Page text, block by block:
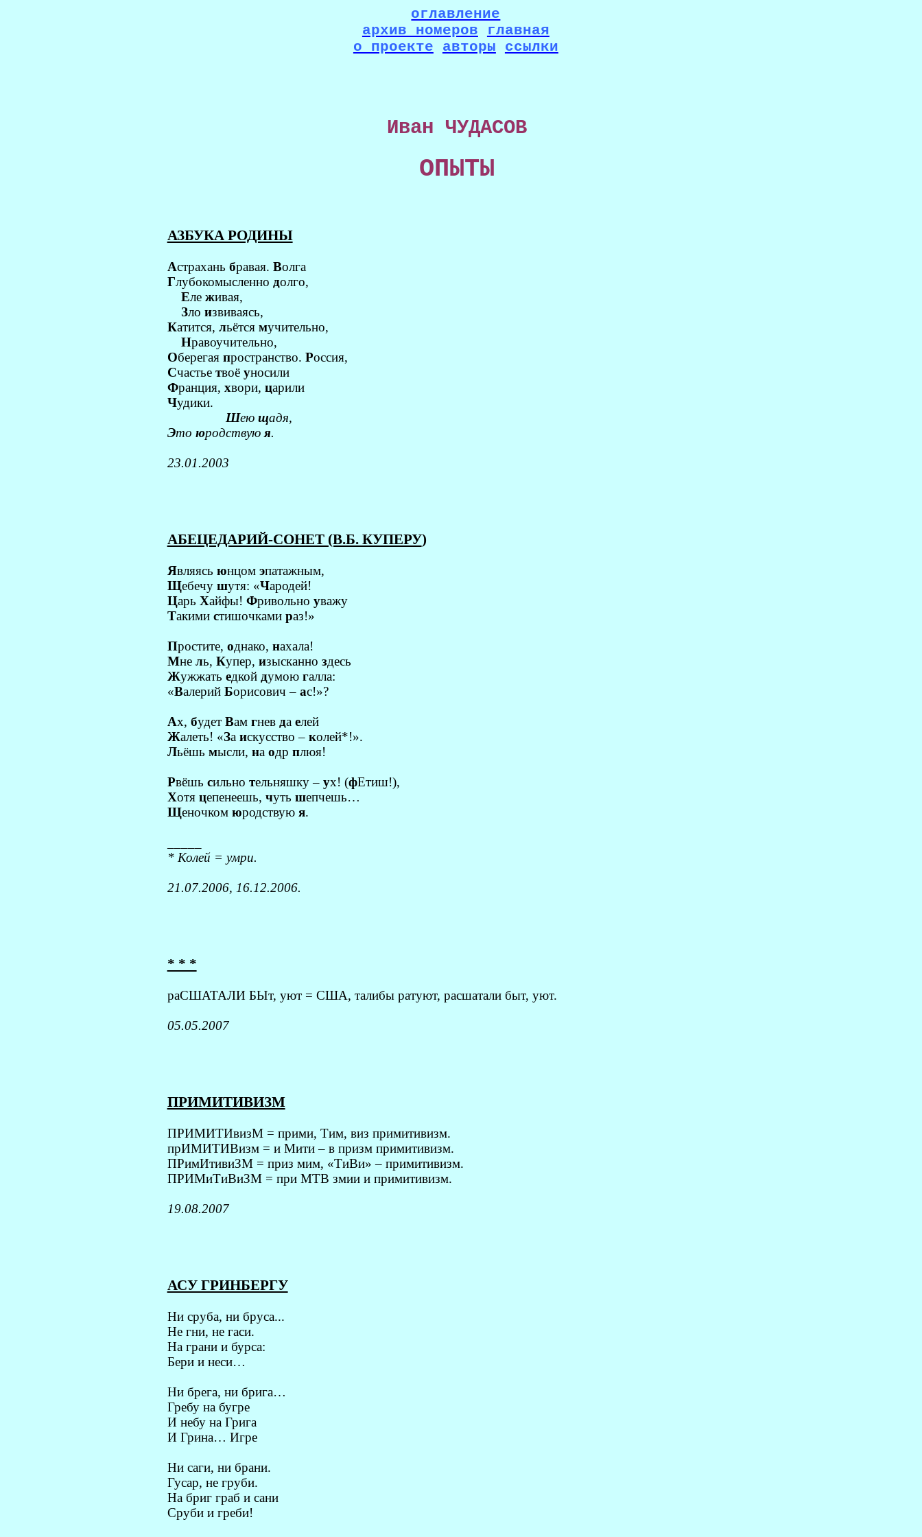
оглавление
архив номеров
главная
о проекте
авторы ссылки
Иван ЧУДАСОВ
ОПЫТЫ
АЗБУКА РОДИНЫ
Астрахань бравая. Волга
Глубокомысленно долго,
Еле живая,
Зло извиваясь,
Катится, льётся мучительно,
Нравоучительно,
Оберегая пространство. Россия,
Счастье твоё уносили
Франция, хвори, царили
Чудики.
Шею щадя,
Это юродствую я.
23.01.2003
АБЕЦЕДАРИЙ-СОНЕТ (В.Б. КУПЕРУ)
Являясь юнцом эпатажным,
Щебечу шутя: «Чародей!
Царь Хайфы! Фривольно уважу
Такими стишочками раз!»
Простите, однако, нахала!
Мне ль, Купер, изысканно здесь
Жужжать едкой думою галла:
«Валерий Борисович – ас!»?
Ах, будет Вам гнев да елей
Жалеть! «За искусство – колей*!».
Льёшь мысли, на одр плюя!
Рвёшь сильно тельняшку – ух! (фЕтиш!),
Хотя цепенеешь, чуть шепчешь…
Щеночком юродствую я.
* Колей = умри.
21.07.2006, 16.12.2006.
* * *
раСШАТАЛИ БЫт, уют = США, талибы ратуют, расшатали быт, уют.
05.05.2007
ПРИМИТИВИЗМ
ПРИМИТИвизМ = прими, Тим, виз примитивизм.
прИМИТИВизм = и Мити – в призм примитивизм.
ПРимИтивиЗМ = приз мим, «ТиВи» – примитивизм.
ПРИМиТиВиЗМ = при МТВ змии и примитивизм.
19.08.2007
АСУ ГРИНБЕРГУ
Ни сруба, ни бруса...
Не гни, не гаси.
На грани и бурса:
Бери и неси…
Ни брега, ни брига…
Гребу на бугре
И небу на Грига
И Грина… Игре
Ни саги, ни брани.
Гусар, не груби.
На бриг граб и сани
Сруби и греби!